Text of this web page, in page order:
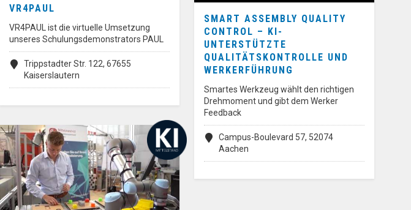
VR4PAUL
VR4PAUL ist die virtuelle Umsetzung
unseres Schulungsdemonstrators PAUL
Trippstadter Str. 122, 67655
Kaiserslautern
SMART ASSEMBLY QUALITY
CONTROL – KI-
UNTERSTÜTZTE
QUALITÄTSKONTROLLE UND
WERKERFÜHRUNG
Smartes Werkzeug wählt den richtigen
Drehmoment und gibt dem Werker
Feedback
Campus-Boulevard 57, 52074
Aachen